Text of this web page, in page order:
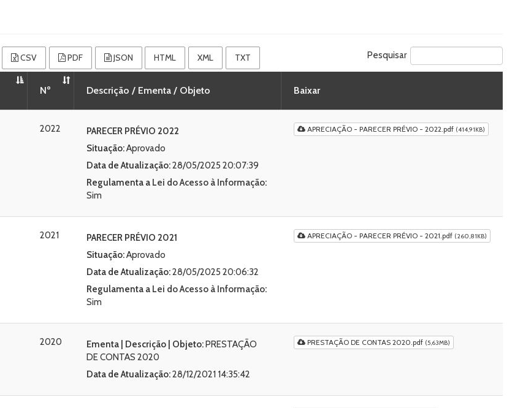
CSV PDF JSON HTML XML TXT Pesquisar
Nº Descrição / Ementa / Objeto Baixar
2022
PARECER PRÉVIO 2022
Situação:Aprovado
Data de Atualização:28/05/2025 20:07:39
Regulamenta a Lei do Acesso à Informação:
Sim
APRECIAÇÃO - PARECER PRÉVIO - 2022.pdf (414,91KB)
2021
PARECER PRÉVIO 2021
Situação:Aprovado
Data de Atualização:28/05/2025 20:06:32
Regulamenta a Lei do Acesso à Informação:
Sim
APRECIAÇÃO - PARECER PRÉVIO - 2021.pdf (260,81KB)
2020 Ementa | Descrição | Objeto:PRESTAÇÃO
DE CONTAS 2020
Data de Atualização:28/12/2021 14:35:42
PRESTAÇÃO DE CONTAS 2020.pdf (5,63MB)